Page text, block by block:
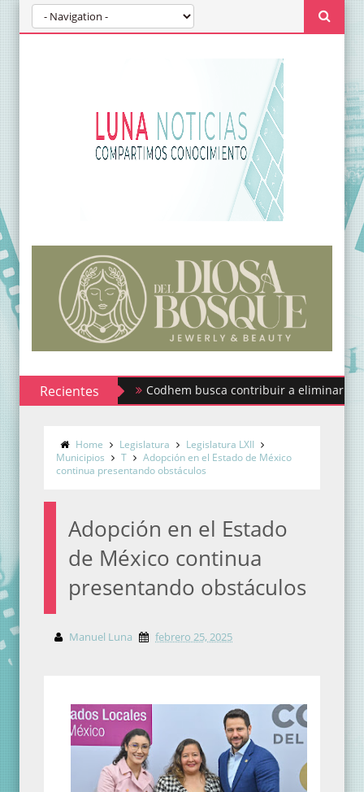
RecientesCodhem busca contribuir a eliminar los
Home Legislatura
Legislatura LXII
Municipios
T
Adopción en el Estado de México
continua presentando obstáculos
Adopción en el Estado
de México continua
presentando obstáculos
Manuel Luna febrero 25, 2025